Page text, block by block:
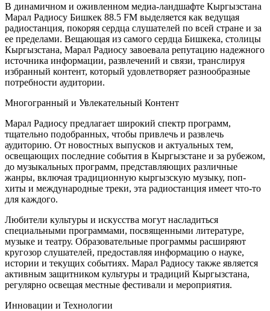
В динамичном и оживленном медиа-ландшафте Кыргызстана
Марал Радиосу Бишкек 88.5 FM выделяется как ведущая
радиостанция, покоряя сердца слушателей по всей стране и за
ее пределами. Вещающая из самого сердца Бишкека, столицы
Кыргызстана, Марал Радиосу завоевала репутацию надежного
источника информации, развлечений и связи, транслируя
избранный контент, который удовлетворяет разнообразные
потребности аудитории.
Многогранный и Увлекательный Контент
Марал Радиосу предлагает широкий спектр программ,
тщательно подобранных, чтобы привлечь и развлечь
аудиторию. От новостных выпусков и актуальных тем,
освещающих последние события в Кыргызстане и за рубежом,
до музыкальных программ, представляющих различные
жанры, включая традиционную кыргызскую музыку, поп-
хиты и международные треки, эта радиостанция имеет что-то
для каждого.
Любители культуры и искусства могут насладиться
специальными программами, посвященными литературе,
музыке и театру. Образовательные программы расширяют
кругозор слушателей, предоставляя информацию о науке,
истории и текущих событиях. Марал Радиосу также является
активным защитником культуры и традиций Кыргызстана,
регулярно освещая местные фестивали и мероприятия.
Инновации и Технологии